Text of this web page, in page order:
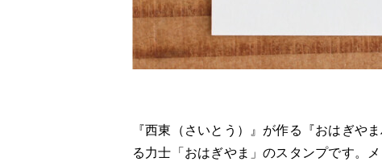
『西東（さいとう）』が作る『おはぎや
る力士「おはぎやま」のスタンプです。